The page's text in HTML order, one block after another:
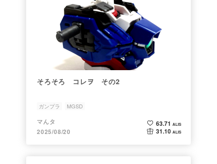
そろそろ コレヲ その2
ガンプラ MGSD
マんタ
2025/08/20
63.71 ALIS
31.10 ALIS